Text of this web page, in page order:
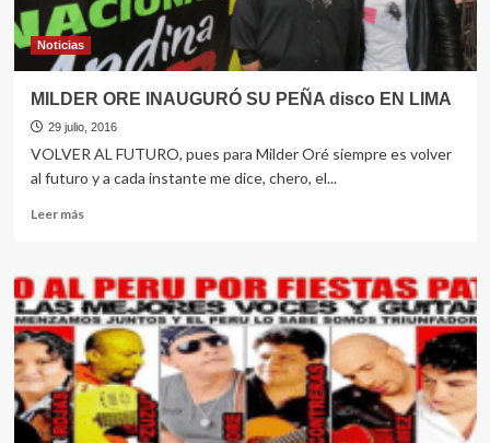
Noticias
MILDER ORE INAUGURÓ SU PEÑA disco EN LIMA
29 julio, 2016
VOLVER AL FUTURO, pues para Milder Oré siempre es volver
al futuro y a cada instante me dice, chero, el...
Leer másLeer
MILDER
ORE
INAUGURÓ
SU
PEÑA
disco
EN
LIMA